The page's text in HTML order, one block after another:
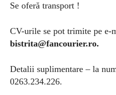
Se oferă transport !
CV-urile se pot trimite pe e-
bistrita@fancourier.ro.
Detalii suplimentare – la
0263.234.226.